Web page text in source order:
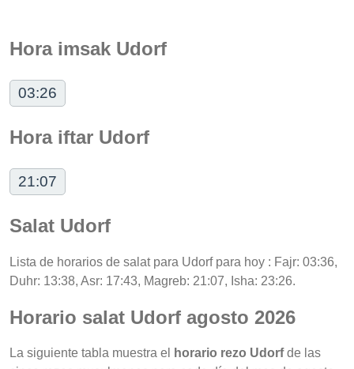
Hora imsak Udorf
03:26
Hora iftar Udorf
21:07
Salat Udorf
Lista de horarios de salat para Udorf para hoy : Fajr: 03:36,
Duhr: 13:38, Asr: 17:43, Magreb: 21:07, Isha: 23:26.
Horario salat Udorf agosto 2026
La siguiente tabla muestra el horario rezo Udorfde las